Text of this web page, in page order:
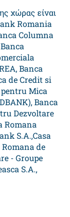
χώρας είναι
Romania
Columna
Banca
de Credit si
pentru Mica
Banca
Dezvoltare
Romana
S.A.,Casa
de
- Groupe
S.A.,